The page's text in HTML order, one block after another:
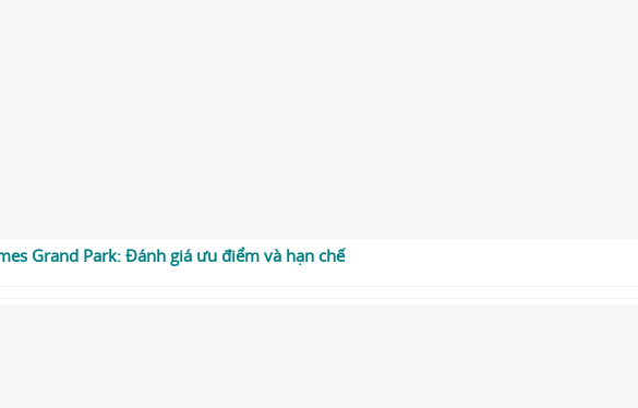
Grand Park: Đánh giá ưu điểm và hạn chế